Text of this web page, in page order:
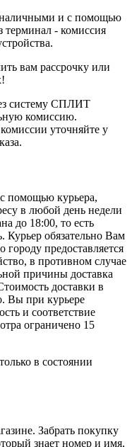
наличными и с помощью
терминал - комиссия
вам рассрочку или
систему СПЛИТ
комиссию.
уточняйте у
помощью курьера,
в любой день недели
до 18:00, то есть
Курьер обязательно Вам
предоставляется
в противном случае
причины доставка
доставки в
Вы при курьере
и соответствие
ограничено 15
в состоянии
Забрать покупку
знает номер и имя,